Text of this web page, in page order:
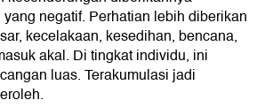
negatif. Perhatian lebih diberikan
kecelakaan, kesedihan, bencana,
akal. Di tingkat individu, ini
luas. Terakumulasi jadi